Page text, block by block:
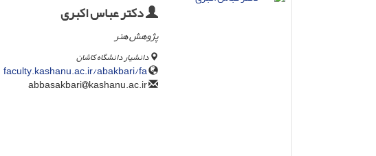
دکتر عباس اکبری
پژوهش هنر
دانشیار دانشگاه کاشان
faculty.kashanu.ac.ir/abakbari/fa
kashanu.ac.ir